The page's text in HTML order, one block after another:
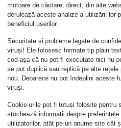
motoare de căutare, direct, din alte
derulează aceste analize a utilizării lor
beneficiul userilor.
Securitate și probleme legate de
viruși! Ele folosesc formate tip plain
cod așa că nu pot fi executate nici nu
se pot duplică sau replică pe alte
nou. Deoarece nu pot îndeplini aceste
viruși.
Cookie-urile pot fi totuși folosite pentru
stochează informații despre
utilizatorilor, atât pe un anume site cât